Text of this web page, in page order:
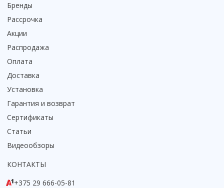
Бренды
Рассрочка
Акции
Распродажа
Оплата
Доставка
Установка
Гарантия и возврат
Сертификаты
Статьи
Видеообзоры
КОНТАКТЫ
+375 29 666-05-81